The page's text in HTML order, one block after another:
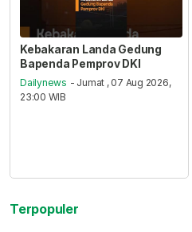
Kebakaran Landa Gedung
Bapenda Pemprov DKI
Dailynews - Jumat , 07 Aug 2026,
23:00 WIB
Terpopuler